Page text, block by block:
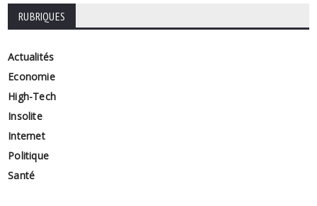
RUBRIQUES
Actualités
Economie
High-Tech
Insolite
Internet
Politique
Santé